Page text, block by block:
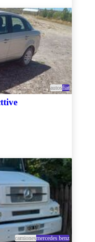
autosfiat
camionesmercedes benz